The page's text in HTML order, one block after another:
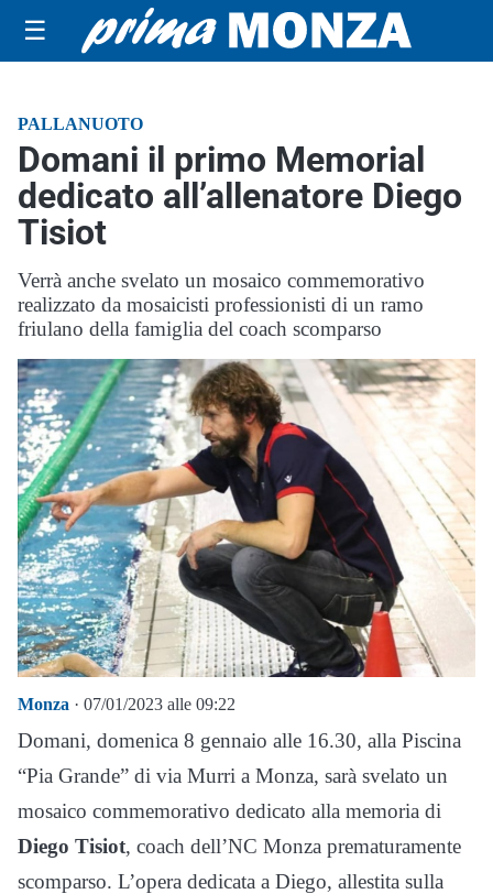
☰
PALLANUOTO
Domani il primo Memorial
dedicato all’allenatore Diego
Tisiot
Verrà anche svelato un mosaico commemorativo
realizzato da mosaicisti professionisti di un ramo
friulano della famiglia del coach scomparso
Monza · 07/01/2023 alle 09:22
Domani, domenica 8 gennaio alle 16.30, alla Piscina
“Pia Grande” di via Murri a Monza, sarà svelato un
mosaico commemorativo dedicato alla memoria di
Diego Tisiot, coach dell’NC Monza prematuramente
scomparso. L’opera dedicata a Diego, allestita sulla